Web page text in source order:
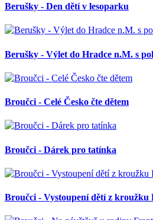
Berušky - Den dětí v lesoparku
Berušky - Výlet do Hradce n.M. s
Broučci - Celé Česko čte dětem
Broučci - Dárek pro tatínka
Broučci - Vystoupení dětí z kroužku